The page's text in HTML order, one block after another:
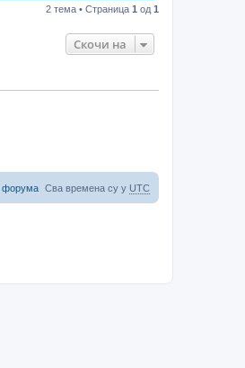
2 тема • Страница 1 од 1
Скочи на
Сва времена су у UTC
форума